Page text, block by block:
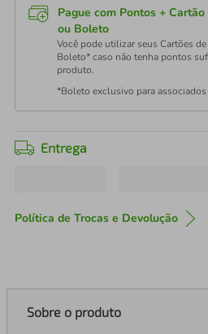
Pague com Pontos +
ou Boleto
Você pode utilizar seus Cartões
Boleto* caso não tenha pontos
produto.
*Boleto exclusivo para associados
Entrega
Política de Trocas e Devolução
Sobre o produto